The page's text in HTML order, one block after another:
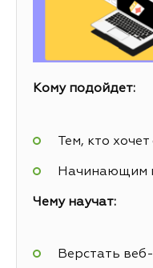
Кому подойдет:
Тем, кто
Начинающим
Чему научат:
Верстать